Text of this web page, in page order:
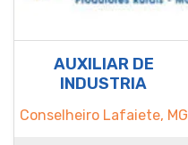
AUXILIAR DE
INDUSTRIA
Conselheiro Lafaiete, MG